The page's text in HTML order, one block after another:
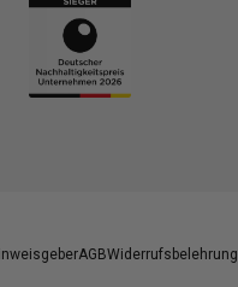
AGBWiderrufsbelehrung